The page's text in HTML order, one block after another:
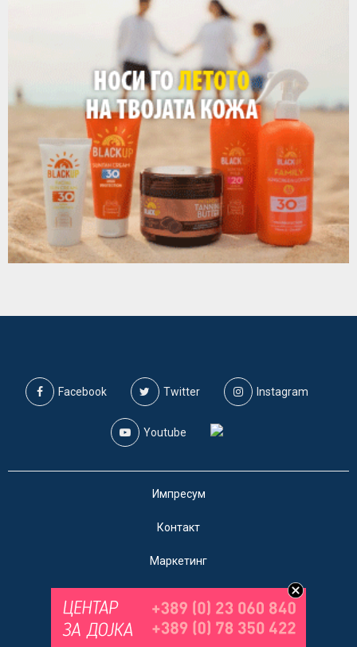
Facebook Twitter Instagram
Youtube
Импресум
Контакт
Маркетинг
@2019 - A1on. Сите права задржани.